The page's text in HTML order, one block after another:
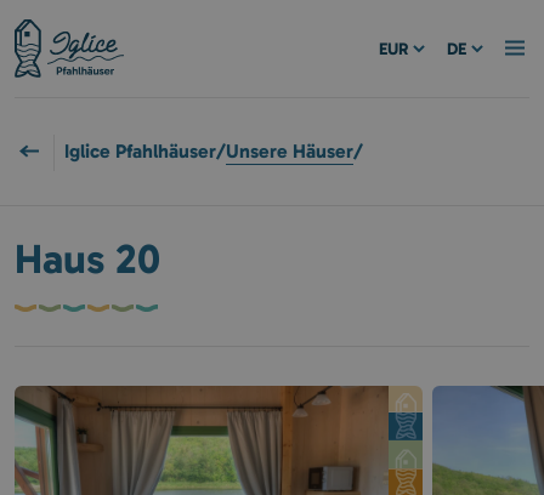
EUR DE
Iglice Pfahlhäuser/Unsere Häuser/
Haus 20